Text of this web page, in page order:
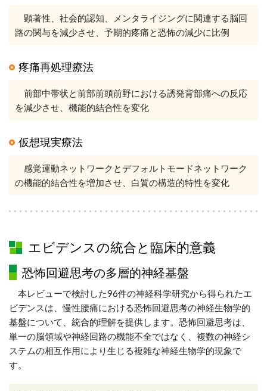
顕著性、社会的認知、メンタライジングに関連する脳回
路の関与を減少させ、予期的疼痛と恐怖の減少に比例
疼痛再処理療法
前部中帯状と前部前頭前野における誘発背部痛への反応
を減少させ、機能的結合性を変化
仮想現実療法
感覚運動ネットワークとデフォルトモードネットワーク
の機能的結合性を増加させ、白質の構造的特性を変化
エビデンスの統合と臨床的意義
恐怖回避思考の多層的神経基盤
本レビューで検討した96件の神経科学研究から得られたエ
ビデンスは、慢性腰痛における恐怖回避思考の神経生物学的
基盤について、統合的理解を提供します。恐怖回避思考は、
単一の脳領域や神経回路の機能不全ではなく、複数の神経シ
ステムの相互作用により生じる複雑な神経生物学的現象で
す。